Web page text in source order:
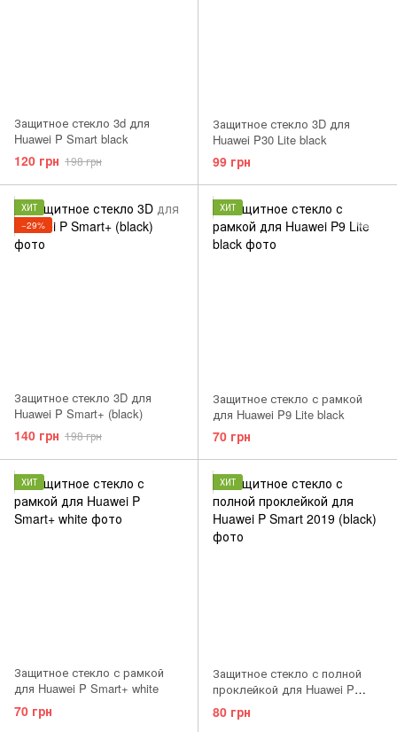
Защитное стекло 3d для
Huawei P Smart black
120 грн 198 грн
Защитное стекло 3D для
Huawei P30 Lite black
99 грн
ХИТ
−29%
Защитное стекло 3D для
Huawei P Smart+ (black)
140 грн 198 грн
ХИТ
Защитное стекло с рамкой
для Huawei P9 Lite black
70 грн
ХИТ
Защитное стекло с рамкой
для Huawei P Smart+ white
70 грн
ХИТ
Защитное стекло с полной
проклейкой для Huawei P
Smart 2019 (black)
80 грн